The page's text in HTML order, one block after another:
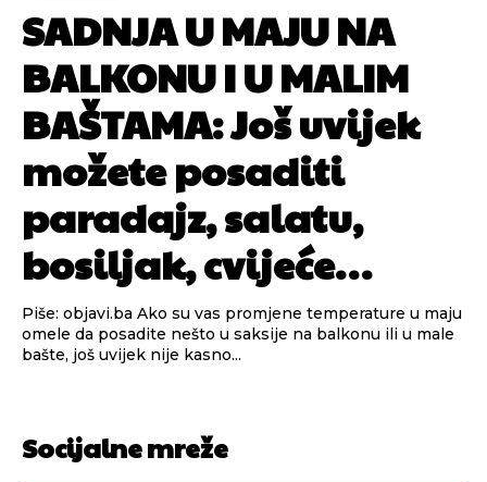
SADNJA U MAJU NA
BALKONU I U MALIM
BAŠTAMA: Još uvijek
možete posaditi
paradajz, salatu,
bosiljak, cvijeće…
Piše: objavi.ba Ako su vas promjene temperature u maju
omele da posadite nešto u saksije na balkonu ili u male
bašte, još uvijek nije kasno...
Socijalne mreže